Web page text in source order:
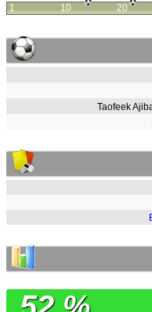
1 10 20
Taofeek